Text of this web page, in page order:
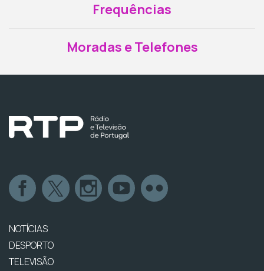
Frequências
Moradas e Telefones
NOTÍCIAS
DESPORTO
TELEVISÃO